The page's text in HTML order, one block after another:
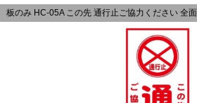
板のみ HC-05A この先 通行止ご協力ください 全